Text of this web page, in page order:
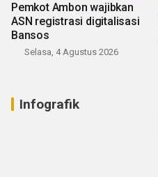
Pemkot Ambon wajibkan
ASN registrasi digitalisasi
Bansos
Selasa, 4 Agustus 2026
Infografik